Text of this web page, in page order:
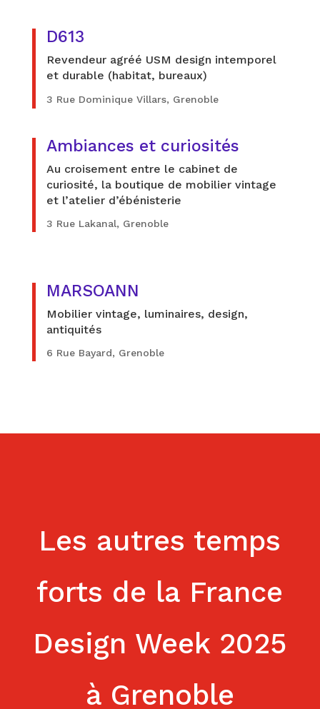
D613
Revendeur agréé USM design intemporel
et durable (habitat, bureaux)
3 Rue Dominique Villars, Grenoble
Ambiances et curiosités
Au croisement entre le cabinet de
curiosité, la boutique de mobilier vintage
et l’atelier d’ébénisterie
3 Rue Lakanal, Grenoble
MARSOANN
Mobilier vintage, luminaires, design,
antiquités
6 Rue Bayard, Grenoble
Les autres temps
forts de la France
Design Week 2025
à Grenoble